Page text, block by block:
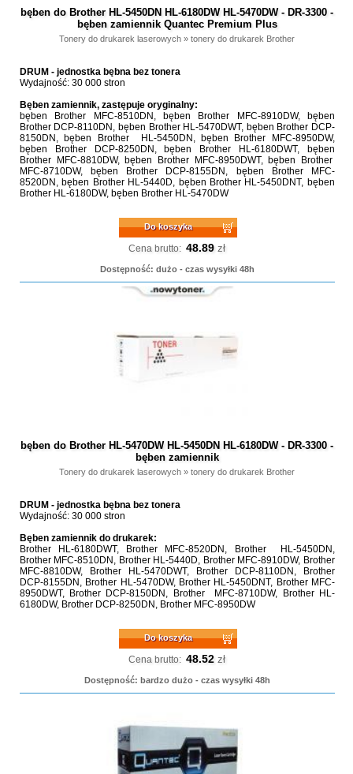
bęben do Brother HL-5450DN HL-6180DW HL-5470DW - DR-3300 -
bęben zamiennik Quantec Premium Plus
Tonery do drukarek laserowych »tonery do drukarek Brother
DRUM - jednostka bębna bez tonera
Wydajność: 30 000 stron
Bęben zamiennik, zastępuje oryginalny:
bęben Brother MFC-8510DN, bęben Brother MFC-8910DW, bęben
Brother DCP-8110DN, bęben Brother HL-5470DWT, bęben Brother DCP-
8150DN, bęben Brother HL-5450DN, bęben Brother MFC-8950DW,
bęben Brother DCP-8250DN, bęben Brother HL-6180DWT, bęben
Brother MFC-8810DW, bęben Brother MFC-8950DWT, bęben Brother
MFC-8710DW, bęben Brother DCP-8155DN, bęben Brother MFC-
8520DN, bęben Brother HL-5440D, bęben Brother HL-5450DNT, bęben
Brother HL-6180DW, bęben Brother HL-5470DW
Do koszyka
Cena brutto: 48.89 zł
Dostępność: dużo - czas wysyłki 48h
bęben do Brother HL-5470DW HL-5450DN HL-6180DW - DR-3300 -
bęben zamiennik
Tonery do drukarek laserowych »tonery do drukarek Brother
DRUM - jednostka bębna bez tonera
Wydajność: 30 000 stron
Bęben zamiennik do drukarek:
Brother HL-6180DWT, Brother MFC-8520DN, Brother HL-5450DN,
Brother MFC-8510DN, Brother HL-5440D, Brother MFC-8910DW, Brother
MFC-8810DW, Brother HL-5470DWT, Brother DCP-8110DN, Brother
DCP-8155DN, Brother HL-5470DW, Brother HL-5450DNT, Brother MFC-
8950DWT, Brother DCP-8150DN, Brother MFC-8710DW, Brother HL-
6180DW, Brother DCP-8250DN, Brother MFC-8950DW
Do koszyka
Cena brutto: 48.52 zł
Dostępność: bardzo dużo - czas wysyłki 48h